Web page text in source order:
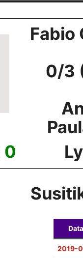
Fabio
0/3
0
Data
2019-